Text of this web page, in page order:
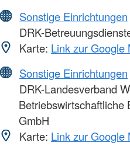
Sonstige Einrichtungen
DRK-
Karte: Link zur Google
Sonstige Einrichtungen
DRK-Landesverband
Betriebswirtschaftliche
GmbH
Karte: Link zur Google